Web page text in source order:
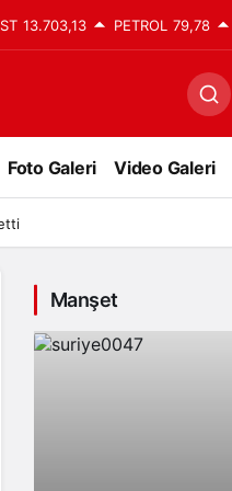
13.703,13 PETROL 79,78
Foto Galeri Video Galeri
Gündüz Modu
Manşet